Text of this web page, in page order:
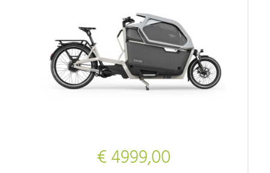
€ 4999,00